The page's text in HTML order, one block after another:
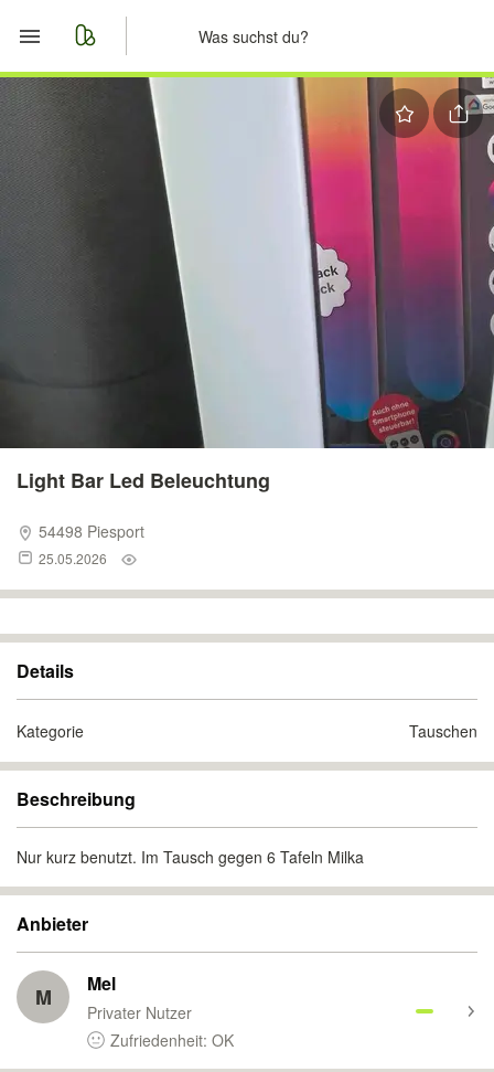
Start
Nachrichten
Anzeige aufgeben
Light Bar Led Beleuchtung
54498 Piesport
25.05.2026
Details
Kategorie Tauschen
Beschreibung
Nur kurz benutzt. Im Tausch gegen 6 Tafeln Milka
Anbieter
M Mel
Privater Nutzer
Zufriedenheit: OK